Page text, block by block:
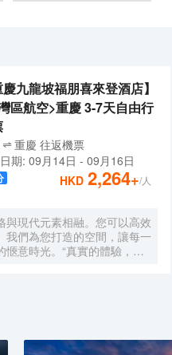
慶九龍坡福朋喜來登酒店】
區航空>重慶 3-7天自由行
重慶 往返機票
期: 09月14日 - 09月16日
HKD 2,264+/人
與現代元素相融。您可以高效
我們為您打造的空間，讓每一
意時光。“真實的體驗，簡